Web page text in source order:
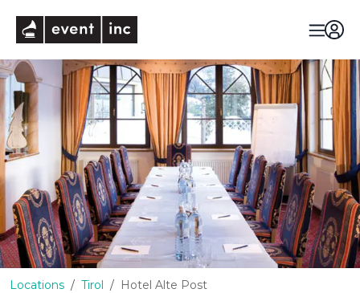
Locations Tirol Hotel Alte Post